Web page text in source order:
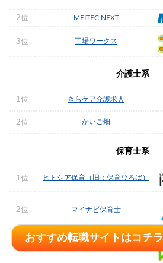
2位 MEITEC NEXT
3位 工場ワークス
介護士系
1位 きらケア介護求人
2位 かいご畑
保育士系
1位 ヒトシア保育（旧：保育ひろば）
2位 マイナビ保育士
おすすめ転職サイトはコチラ